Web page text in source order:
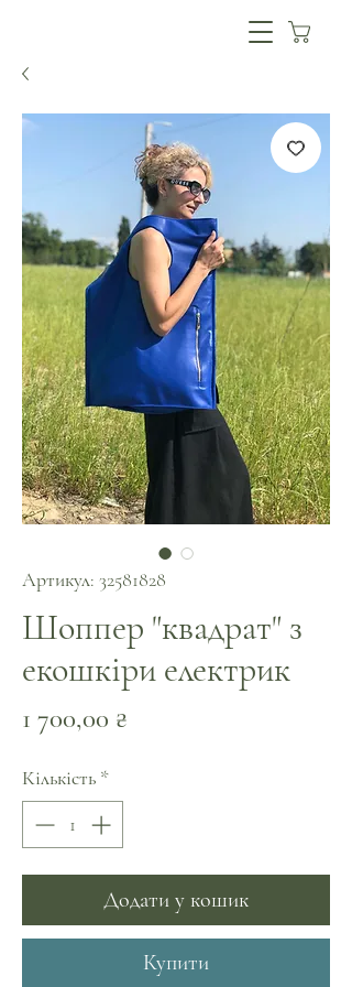
Артикул: 32581828
Шоппер "квадрат" з
екошкіри електрик
1 700,00 ₴
Кількість *
Додати у кошик
Купити